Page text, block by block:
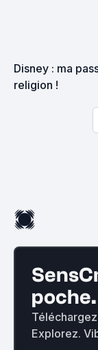
Disney : ma
religion !
poche.
Téléchargez
Explorez.